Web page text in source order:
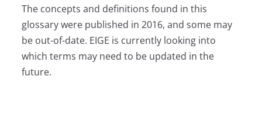
The concepts and definitions found in this
glossary were published in 2016, and some may
be out-of-date. EIGE is currently looking into
which terms may need to be updated in the
future.